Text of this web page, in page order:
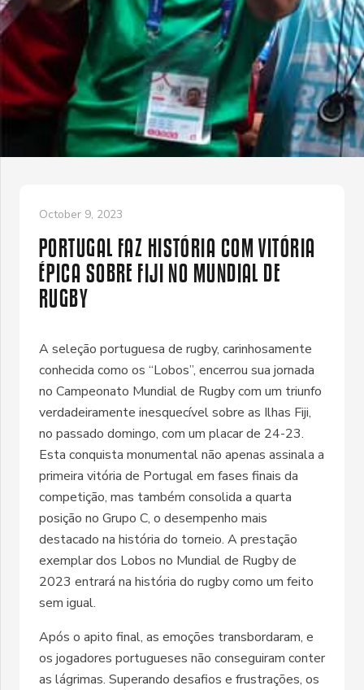
October 9, 2023
PORTUGAL FAZ HISTÓRIA COM VITÓRIA
ÉPICA SOBRE FIJI NO MUNDIAL DE
RUGBY
A seleção portuguesa de rugby, carinhosamente
conhecida como os “Lobos”, encerrou sua jornada
no Campeonato Mundial de Rugby com um triunfo
verdadeiramente inesquecível sobre as Ilhas Fiji,
no passado domingo, com um placar de 24-23.
Esta conquista monumental não apenas assinala a
primeira vitória de Portugal em fases finais da
competição, mas também consolida a quarta
posição no Grupo C, o desempenho mais
destacado na história do torneio. A prestação
exemplar dos Lobos no Mundial de Rugby de
2023 entrará na história do rugby como um feito
sem igual.
Após o apito final, as emoções transbordaram, e
os jogadores portugueses não conseguiram conter
as lágrimas. Superando desafios e frustrações, os